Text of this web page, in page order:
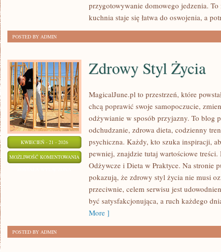
przygotowywanie domowego jedzenia.
kuchnia staje się łatwa do oswojenia, a
POSTED BY ADMIN
KWIECIEŃ - 21 - 2026
MOŻLIWOŚĆ KOMENTOWANIA ZDROWY
STYL
ŻYCIA
Zdrowy Styl Życia
MagicalJune.pl to przestrzeń, które
chcą poprawić swoje samopoczucie,
odżywianie w sposób przyjazny. To blog
odchudzanie, zdrowa dieta, codzienny
psychiczna. Każdy, kto szuka inspiracji,
pewniej, znajdzie tutaj wartościowe treści.
Odżywcze i Dieta w Praktyce. Na stronie
pokazują, że zdrowy styl życia nie musi
przeciwnie, celem serwisu jest
być satysfakcjonująca, a ruch każdego
More ]
POSTED BY ADMIN